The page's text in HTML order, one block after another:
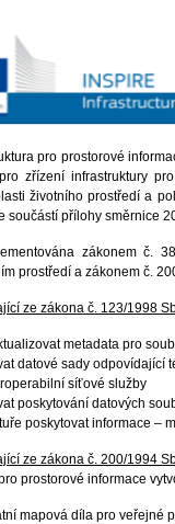
pro prostorové
zřízení infrastruktury
životního prostředí a
součástí přílohy směrnice
zákonem č.
prostředí a zákonem č.
ze zákona č. 123/1998
metadata pro
datové sady odpovídající
síťové služby
poskytování datových
poskytovat informace –
ze zákona č. 200/1994
prostorové informace
mapová díla pro veřejné